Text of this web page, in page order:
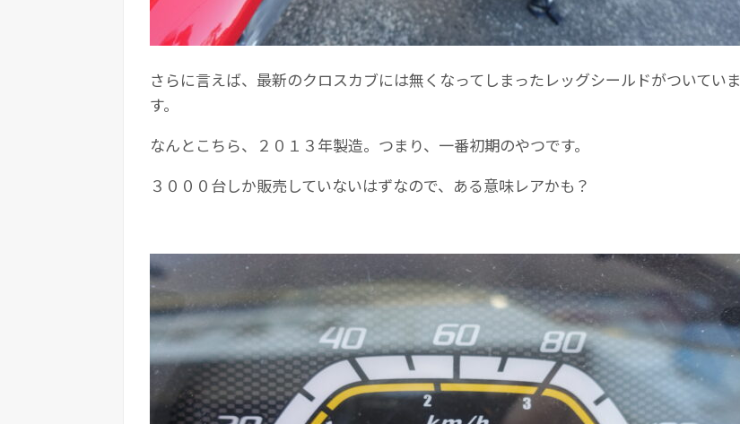
さらに言えば、最新のクロスカブには無くなってしまったレッグシールドがついていま
す。
なんとこちら、２０１３年製造。つまり、一番初期のやつです。
３０００台しか販売していないはずなので、ある意味レアかも？